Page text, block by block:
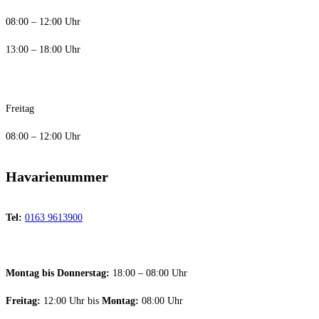
08:00 – 12:00 Uhr
13:00 – 18:00 Uhr
Freitag
08:00 – 12:00 Uhr
Havarienummer
Tel: 0163 9613900
Montag bis Donnerstag: 18:00 – 08:00 Uhr
Freitag: 12:00 Uhr bis Montag: 08:00 Uhr